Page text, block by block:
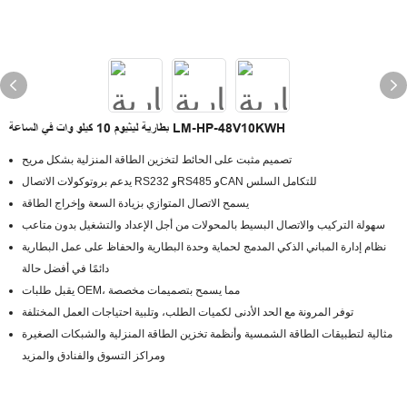
بطارية ليثيوم 10 كيلو وات في الساعة LM-HP-48V10KWH
تصميم مثبت على الحائط لتخزين الطاقة المنزلية بشكل مريح
يدعم بروتوكولات الاتصال RS232 وRS485 وCAN للتكامل السلس
يسمح الاتصال المتوازي بزيادة السعة وإخراج الطاقة
سهولة التركيب والاتصال البسيط بالمحولات من أجل الإعداد والتشغيل بدون متاعب
نظام إدارة المباني الذكي المدمج لحماية وحدة البطارية والحفاظ على عمل البطارية
دائمًا في أفضل حالة
يقبل طلبات OEM، مما يسمح بتصميمات مخصصة
توفر المرونة مع الحد الأدنى لكميات الطلب، وتلبية احتياجات العمل المختلفة
مثالية لتطبيقات الطاقة الشمسية وأنظمة تخزين الطاقة المنزلية والشبكات الصغيرة
ومراكز التسوق والفنادق والمزيد